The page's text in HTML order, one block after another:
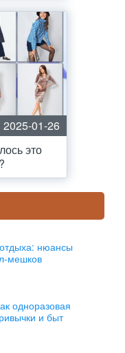
2025-01-26
это
отдыха: нюансы
мешков
одноразовая
и быт